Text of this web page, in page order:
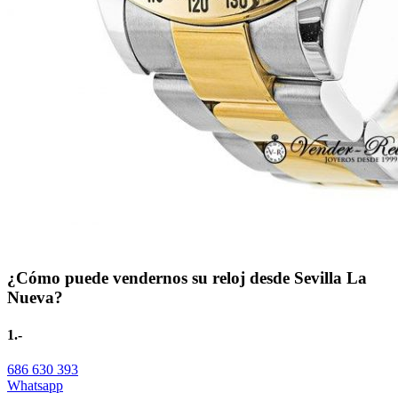
¿Cómo puede vendernos su reloj desde Sevilla La
Nueva?
1.-
686 630 393
Whatsapp